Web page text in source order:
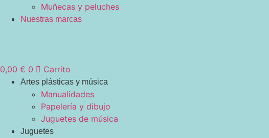
Muñecas y peluches
Nuestras marcas
0,00 € 0 Carrito
Artes plásticas y música
Manualidades
Papelería y dibujo
Juguetes de música
Juguetes